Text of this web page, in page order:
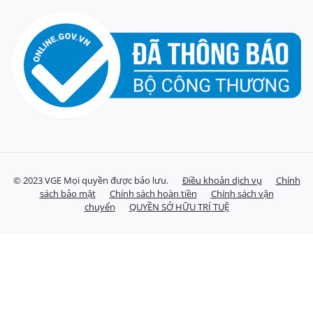
© 2023 VGE Mọi quyền được bảo lưu. Điều khoản dịch vụ
Chính
sách bảo mật
Chính sách hoàn tiền
Chính sách vận
chuyển
QUYỀN SỞ HỮU TRÍ TUỆ